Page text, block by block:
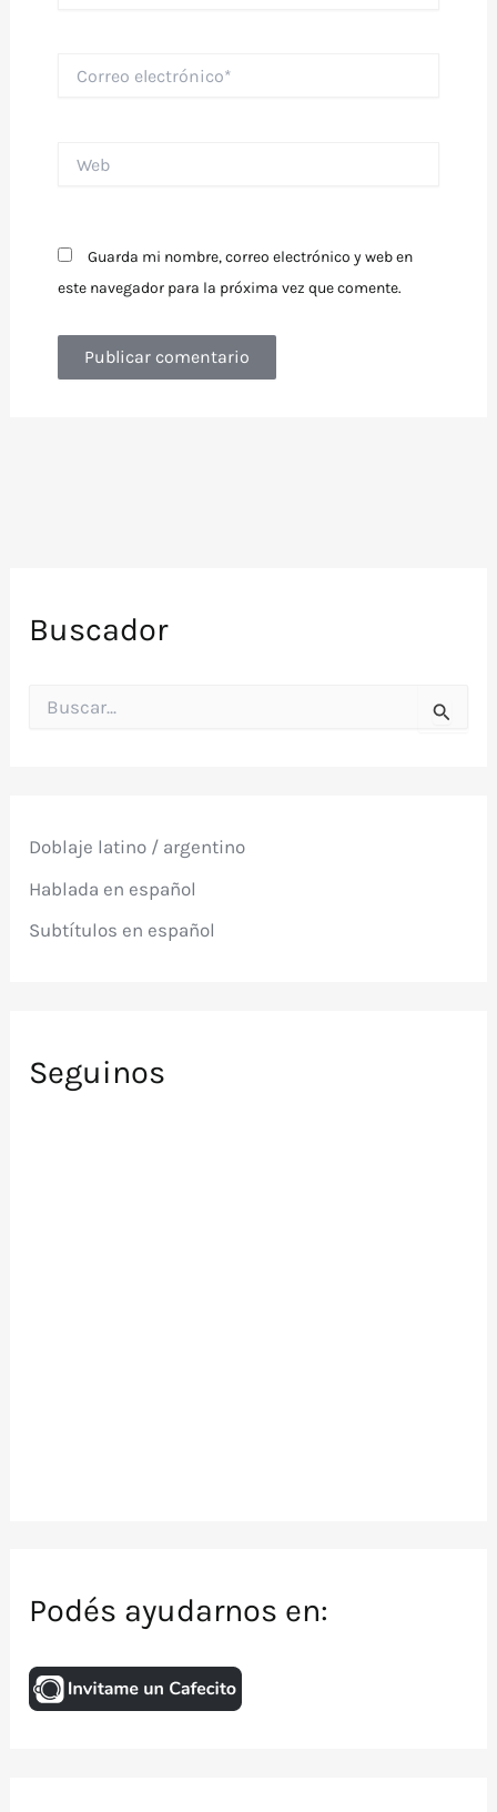
electrónico*
Guarda mi nombre, correo electrónico y web en
este navegador para la próxima vez que comente.
Buscador
o
:
Doblaje latino / argentino
Hablada en español
Subtítulos en español
Seguinos
Podés ayudarnos en: